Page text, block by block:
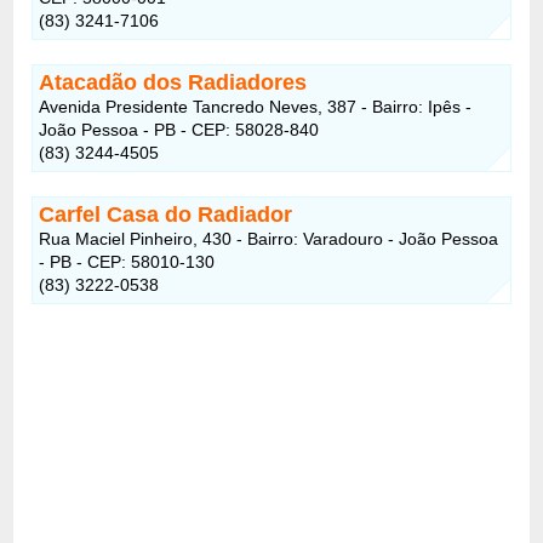
(83) 3241-7106
Atacadão dos Radiadores
Avenida Presidente Tancredo Neves, 387 - Bairro: Ipês -
João Pessoa - PB - CEP: 58028-840
(83) 3244-4505
Carfel Casa do Radiador
Rua Maciel Pinheiro, 430 - Bairro: Varadouro - João Pessoa
- PB - CEP: 58010-130
(83) 3222-0538